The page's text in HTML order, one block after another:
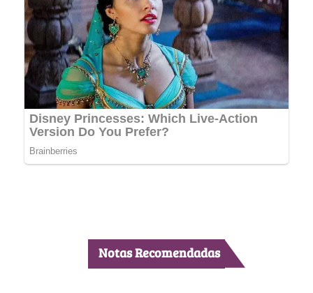
Notas Recomendadas